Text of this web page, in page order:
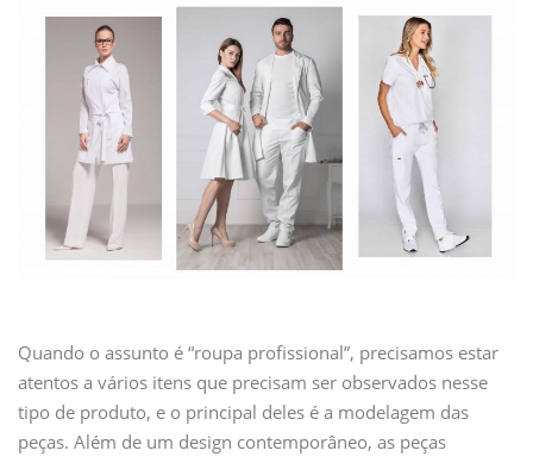
Quando o assunto é “roupa profissional”, precisamos estar
atentos a vários itens que precisam ser observados nesse
tipo de produto, e o principal deles é a modelagem das
peças. Além de um design contemporâneo, as peças